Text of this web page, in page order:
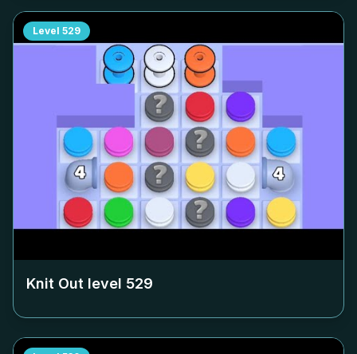
Level 529
Knit Out level 529